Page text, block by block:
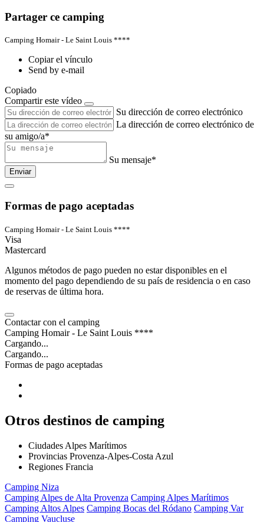
Partager ce camping
Camping Homair - Le Saint Louis ****
Copiar el vínculo
Send by e-mail
Copiado
Compartir este vídeo
Su dirección de correo electrónico
La dirección de correo electrónico de
su amigo/a*
Su mensaje*
Enviar
Formas de pago aceptadas
Camping Homair - Le Saint Louis ****
Visa
Mastercard
Algunos métodos de pago pueden no estar disponibles en el
momento del pago dependiendo de su país de residencia o en caso
de reservas de última hora.
Contactar con el camping
Camping Homair - Le Saint Louis ****
Cargando...
Cargando...
Formas de pago aceptadas
Otros destinos de camping
Ciudades Alpes Marítimos
Provincias Provenza-Alpes-Costa Azul
Regiones Francia
Camping Niza
Camping Alpes de Alta Provenza Camping Alpes Marítimos
Camping Altos Alpes Camping Bocas del Ródano Camping Var
Camping Vaucluse